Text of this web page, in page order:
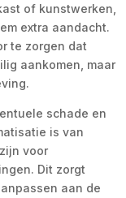
of kunstwerken,
extra aandacht.
te zorgen dat
aankomen, maar
schade en
is van
voor
Dit zorgt
aan de